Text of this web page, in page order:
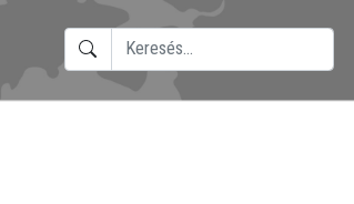
KERESÉS